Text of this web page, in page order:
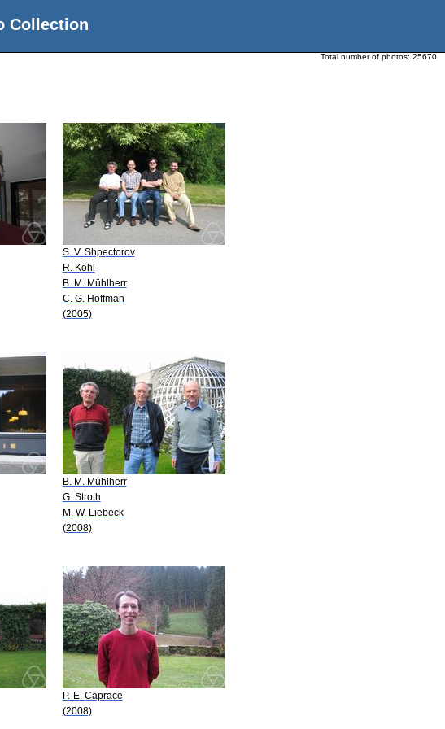
Collection
Total number of photos: 25670
S. V. Shpectorov
R. Köhl
B. M. Mühlherr
C. G. Hoffman
(2005)
B. M. Mühlherr
G. Stroth
M. W. Liebeck
(2008)
P.-E. Caprace
(2008)